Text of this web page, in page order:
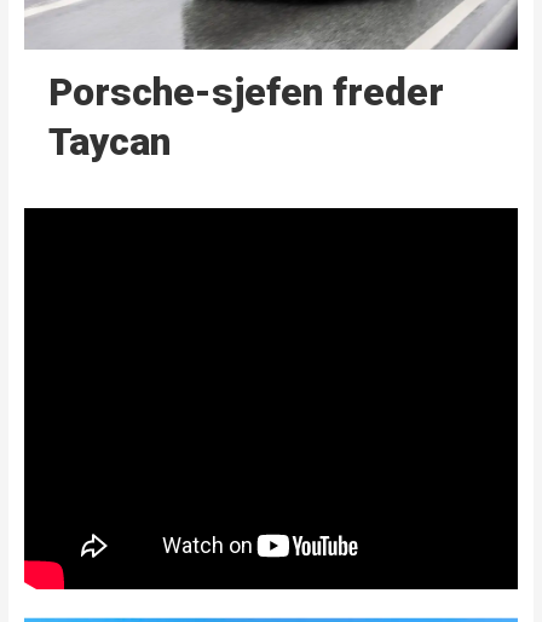
Porsche-sjefen freder
Taycan